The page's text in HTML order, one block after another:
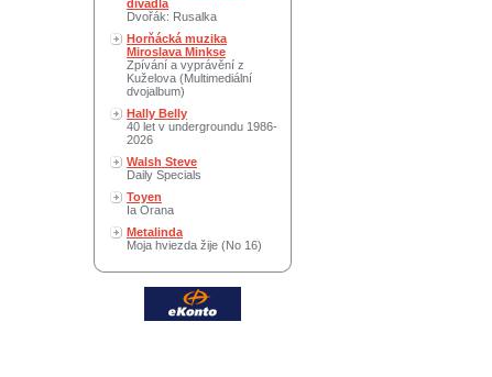
divadla
Dvořák: Rusalka
Horňácká muzika
Miroslava Minkse
Zpívání a vyprávění z
Kuželova (Multimediální
dvojalbum)
Hally Belly
40 let v undergroundu 1986-
2026
Walsh Steve
Daily Specials
Toyen
Ia Orana
Metalinda
Moja hviezda žije (No 16)